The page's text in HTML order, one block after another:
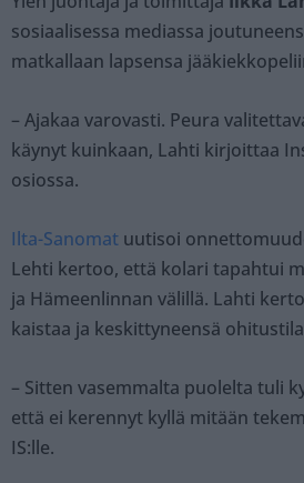
sosiaalisessa mediassa
matkallaan lapsensa
– Ajakaa varovasti. Peura
käynyt kuinkaan, Lahti kirjoittaa
osiossa.
Ilta-Sanomat uutisoi
Lehti kertoo, että kolari tapahtui
ja Hämeenlinnan välillä. Lahti
kaistaa ja keskittyneensä
– Sitten vasemmalta puolelta tuli
että ei kerennyt kyllä mitään
IS:lle.